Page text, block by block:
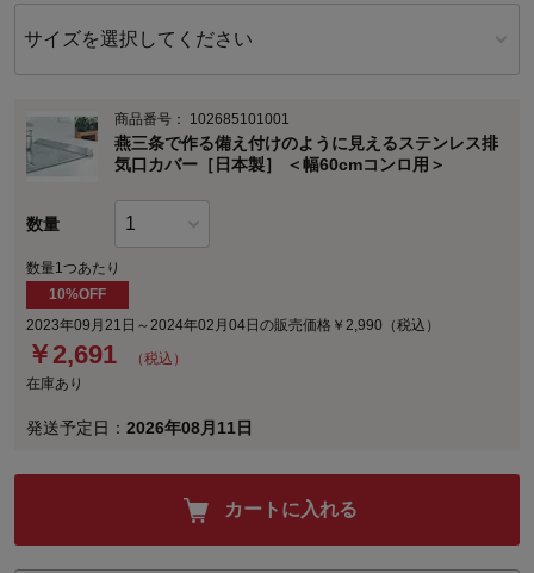
サイズを選択してください
商品番号： 102685101001
燕三条で作る備え付けのように見えるステンレス排
気口カバー［日本製］ ＜幅60cmコンロ用＞
数量
数量1つあたり
10%OFF
2023年09月21日～2024年02月04日の販売価格￥2,990（税込）
￥2,691
（税込）
在庫あり
発送予定日： 2026年08月11日
カートに入れる